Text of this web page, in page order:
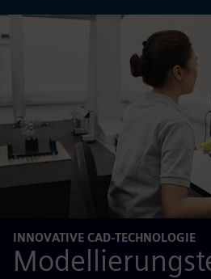
INNOVATIVE CAD-TECHNOLOGIE